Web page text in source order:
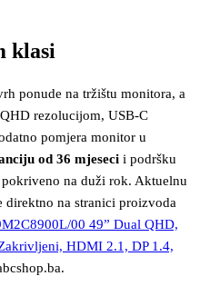
klasi
ponude na tržištu monitora, a
rezolucijom, USB-C
pomjera monitor u
od 36 mjeseci i podršku
na duži rok. Aktuelnu
na stranici proizvoda
00 49” Dual QHD,
HDMI 2.1, DP 1.4,